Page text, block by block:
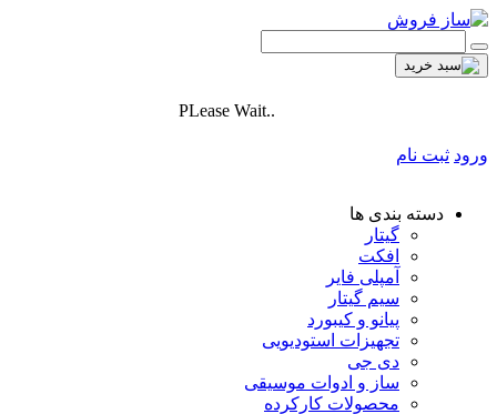
PLease Wait..
ورود ثبت نام
دسته بندی ها
گیتار
افکت
آمپلی فایر
سیم گیتار
پیانو و کیبورد
تجهیزات استودیویی
دی جی
ساز و ادوات موسیقی
محصولات کارکرده